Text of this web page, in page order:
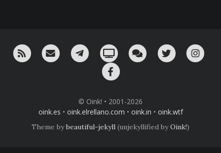
RSS ¡Mándame un email!¡Nuestro canal en Telegram!
Oink! TV Charla con nosotros
Twitter
© Oink! • 2001-2026
oink.es • oink.elrellano.com • oink.in • oink.wtf
Theme bybeautiful-jekyll (unjekyllified byOink!)